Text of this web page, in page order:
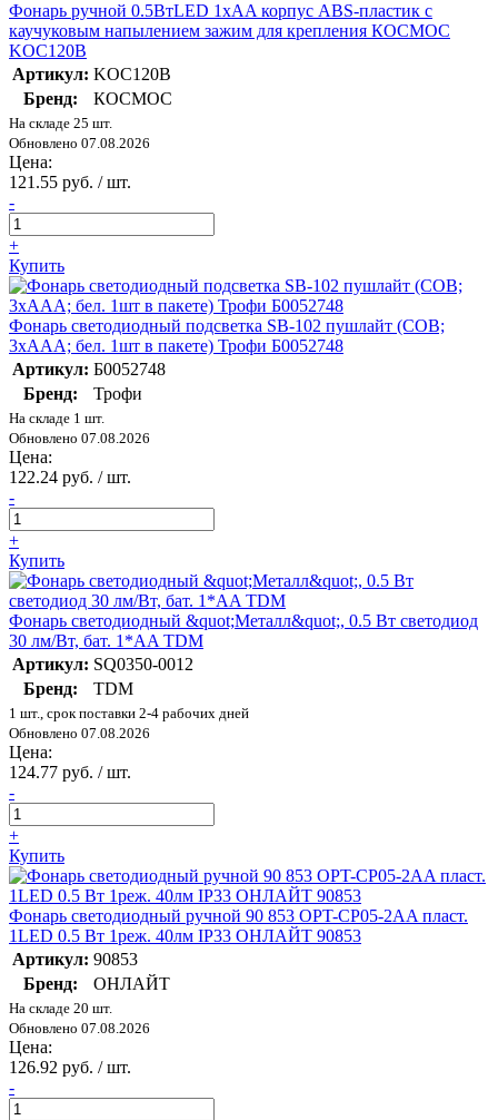
Фонарь ручной 0.5ВтLED 1xAA корпус ABS-пластик c
каучуковым напылением зажим для крепления КОСМОС
KOC120B
Артикул: KOC120B
Бренд:
КОСМОС
На складе 25 шт.
Обновлено 07.08.2026
Цена:
121.55 руб. / шт.
-
+
Купить
Фонарь светодиодный подсветка SB-102 пушлайт (СОВ;
3хААА; бел. 1шт в пакете) Трофи Б0052748
Артикул: Б0052748
Бренд:
Трофи
На складе 1 шт.
Обновлено 07.08.2026
Цена:
122.24 руб. / шт.
-
+
Купить
Фонарь светодиодный &quot;Металл&quot;, 0.5 Вт светодиод
30 лм/Вт, бат. 1*AA TDM
Артикул: SQ0350-0012
Бренд:
TDM
1 шт., срок поставки 2-4 рабочих дней
Обновлено 07.08.2026
Цена:
124.77 руб. / шт.
-
+
Купить
Фонарь светодиодный ручной 90 853 OPT-CP05-2AA пласт.
1LED 0.5 Вт 1реж. 40лм IP33 ОНЛАЙТ 90853
Артикул: 90853
Бренд:
ОНЛАЙТ
На складе 20 шт.
Обновлено 07.08.2026
Цена:
126.92 руб. / шт.
-